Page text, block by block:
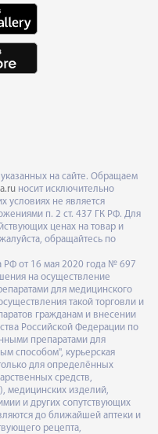
указанных на сайте. Обращаем
носит исключительно
условиях не является
п. 2 ст. 437 ГК РФ. Для
ценах на товар и
обращайтесь по
РФ от 16 мая 2020 года № 697
на осуществление
для медицинского
такой торговли и
гражданам и внесении
Российской Федерации по
препаратами для
способом", курьерская
для определённых
средств,
медицинских изделий,
и других сопутствующих
до ближайшей аптеки и
рецепта,